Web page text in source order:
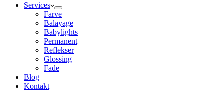
Services
Farve
Balayage
Babylights
Permanent
Reflekser
Glossing
Fade
Blog
Kontakt